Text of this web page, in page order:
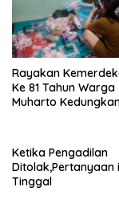
Rayakan
Ke 81 Tahun
Muharto
Ketika Pengadilan
Ditolak,Pertanyaan
Tinggal